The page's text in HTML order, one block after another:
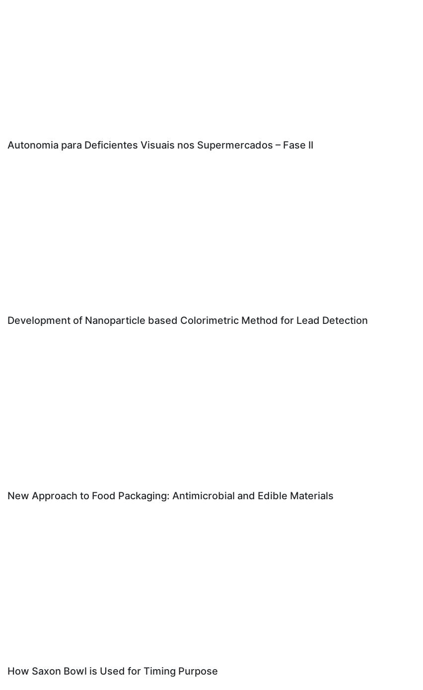
Autonomia para Deficientes Visuais nos Supermercados – Fase II
Development of Nanoparticle based Colorimetric Method for Lead Detection
New Approach to Food Packaging: Antimicrobial and Edible Materials
How Saxon Bowl is Used for Timing Purpose